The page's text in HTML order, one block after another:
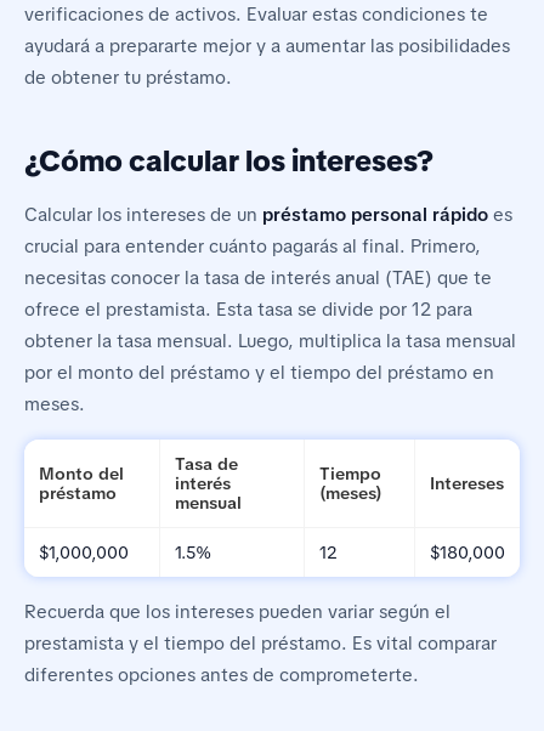
verificaciones de activos. Evaluar estas condiciones te
ayudará a prepararte mejor y a aumentar las posibilidades
de obtener tu préstamo.
¿Cómo calcular los intereses?
Calcular los intereses de un préstamo personal rápido es
crucial para entender cuánto pagarás al final. Primero,
necesitas conocer la tasa de interés anual (TAE) que te
ofrece el prestamista. Esta tasa se divide por 12 para
obtener la tasa mensual. Luego, multiplica la tasa mensual
por el monto del préstamo y el tiempo del préstamo en
meses.
Monto del
préstamo
Tasa de
interés
mensual
Tiempo
(meses)
Intereses
$1,000,000 1.5% 12 $180,000
Recuerda que los intereses pueden variar según el
prestamista y el tiempo del préstamo. Es vital comparar
diferentes opciones antes de comprometerte.